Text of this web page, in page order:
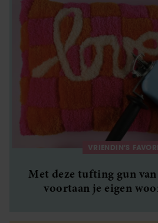
VRIENDIN'S
Met deze tufting gun
voortaan je eigen